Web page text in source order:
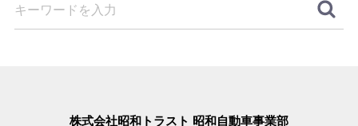
株式会社昭和トラスト 昭和自動車事業部